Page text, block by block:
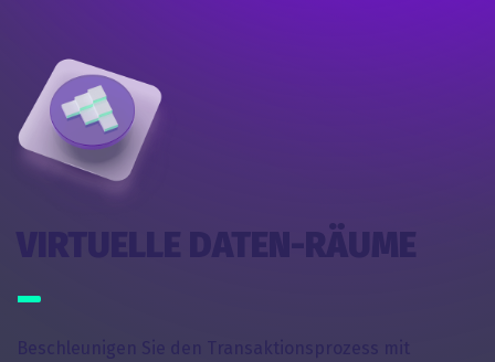
VIRTUELLE DATEN-RÄUME
Beschleunigen Sie den Transaktionsprozess mit